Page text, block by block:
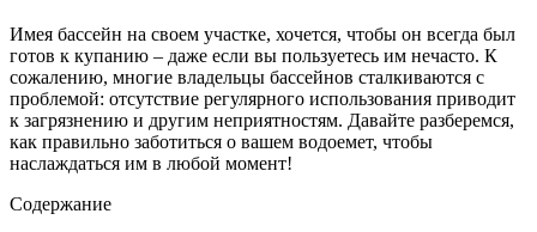
Имея бассейн на своем участке, хочется, чтобы он всегда был
готов к купанию – даже если вы пользуетесь им нечасто. К
сожалению, многие владельцы бассейнов сталкиваются с
проблемой: отсутствие регулярного использования приводит
к загрязнению и другим неприятностям. Давайте разберемся,
как правильно заботиться о вашем водоемет, чтобы
наслаждаться им в любой момент!
Содержание